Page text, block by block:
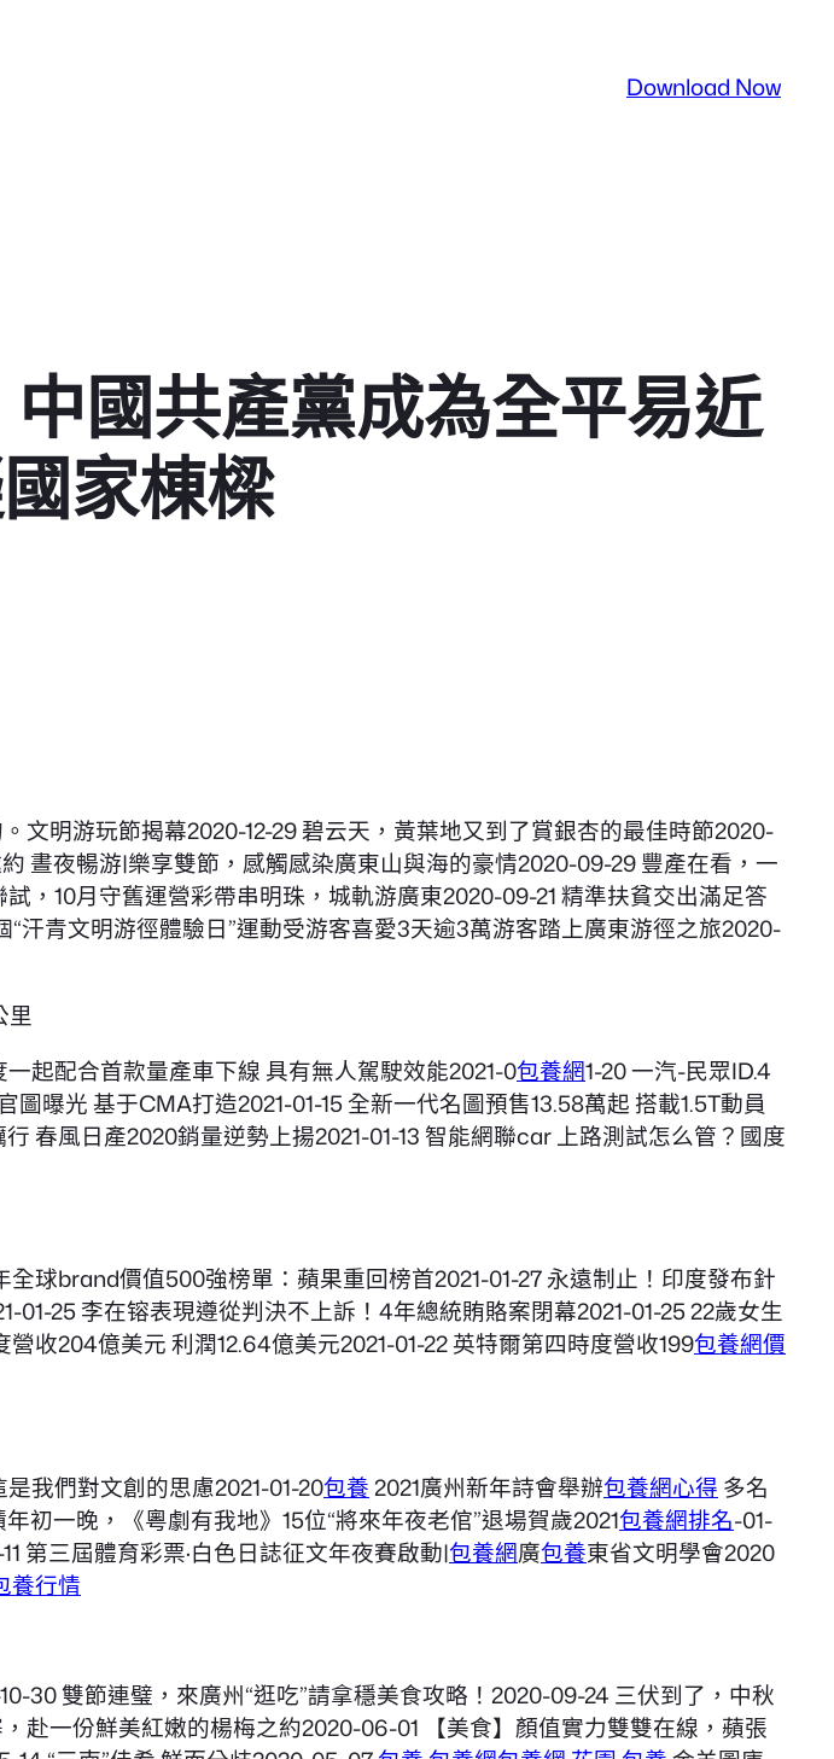
Download Now
國共產黨成為全平易近
家棟樑
文明游玩節揭幕2020-12-29 碧云天，黃葉地又到了賞銀杏的最佳時節2020-
晝夜暢游|樂享雙節，感觸感染廣東山與海的豪情2020-09-29 豐產在看，一
試，10月守舊運營彩帶串明珠，城軌游廣東2020-09-21 精準扶貧交出滿足答
“汗青文明游徑體驗日”運動受游客喜愛3天逾3萬游客踏上廣東游徑之旅2020-
里
起配合首款量產車下線 具有無人駕駛效能2021-0包養網1-20 一汽-民眾ID.4
曝光 基于CMA打造2021-01-15 全新一代名圖預售13.58萬起 搭載1.5T動員
春風日產2020銷量逆勢上揚2021-01-13 智能網聯car 上路測試怎么管？國度
球brand價值500強榜單：蘋果重回榜首2021-01-27 永遠制止！印度發布針
01-25 李在镕表現遵從判決不上訴！4年總統賄賂案閉幕2021-01-25 22歲女生
收204億美元 利潤12.64億美元2021-01-22 英特爾第四時度營收199包養網價
我們對文創的思慮2021-01-20包養2021廣州新年詩會舉辦包養網心得 多名
初一晚，《粵劇有我地》15位“將來年夜老倌”退場賀歲2021包養網排名-01-
第三屆體育彩票·白色日誌征文年夜賽啟動|包養網廣包養東省文明學會2020
養行情
30 雙節連璧，來廣州“逛吃”請拿穩美食攻略！2020-09-24 三伏到了，中秋
赴一份鮮美紅嫩的楊梅之約2020-06-01 【美食】顏值實力雙雙在線，蘋張